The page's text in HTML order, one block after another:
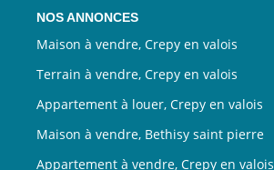
NOS ANNONCES
Maison à vendre, Crepy en valois
Terrain à vendre, Crepy en valois
Appartement à louer, Crepy en valois
Maison à vendre, Bethisy saint pierre
Appartement à vendre, Crepy en valois